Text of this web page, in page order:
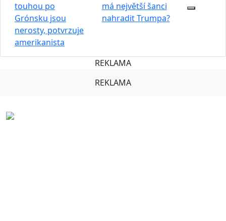
touhou po
Grónsku jsou
nerosty, potvrzuje
amerikanista
má největší šanci
nahradit Trumpa?
REKLAMA
REKLAMA